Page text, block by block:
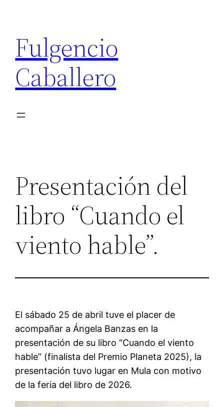
contenido
Fulgencio
Caballero
Presentación del
libro “Cuando el
viento hable”.
El sábado 25 de abril tuve el placer de
acompañar a Ángela Banzas en la
presentación de su libro “Cuando el viento
hable” (finalista del Premio Planeta 2025), la
presentación tuvo lugar en Mula con motivo
de la feria del libro de 2026.